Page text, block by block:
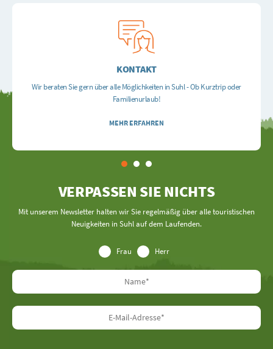
KONTAKT
Wir beraten Sie gern über alle Möglichkeiten in Suhl - Ob Kurztrip oder
Familienurlaub!
MEHR ERFAHREN
VERPASSEN SIE NICHTS
Mit unserem Newsletter halten wir Sie regelmäßig über alle touristischen
Neuigkeiten in Suhl auf dem Laufenden.
Frau Herr